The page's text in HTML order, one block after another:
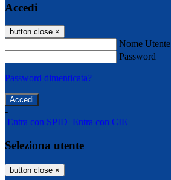
Accedi
button close ×
Nome Utente
Password
Password dimenticata?
-
Entra con SPID Entra con CIE
Seleziona utente
button close ×